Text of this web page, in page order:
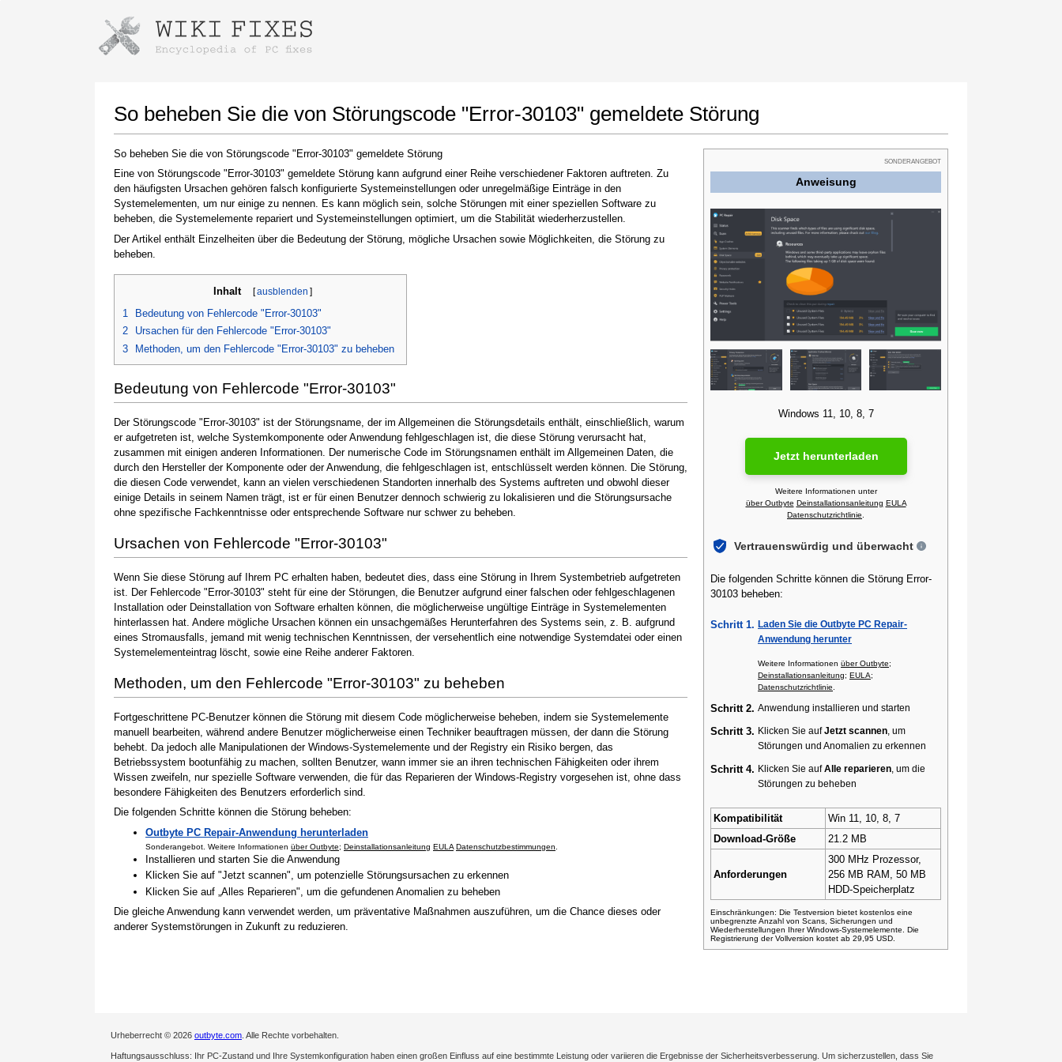
So beheben Sie die von Störungscode "Error-30103" gemeldete Störung
So beheben Sie die von Störungscode "Error-30103" gemeldete Störung
Eine von Störungscode "Error-30103" gemeldete Störung kann aufgrund einer Reihe verschiedener Faktoren auftreten. Zu
den häufigsten Ursachen gehören falsch konfigurierte Systemeinstellungen oder unregelmäßige Einträge in den
Systemelementen, um nur einige zu nennen. Es kann möglich sein, solche Störungen mit einer speziellen Software zu
beheben, die Systemelemente repariert und Systemeinstellungen optimiert, um die Stabilität wiederherzustellen.
Der Artikel enthält Einzelheiten über die Bedeutung der Störung, mögliche Ursachen sowie Möglichkeiten, die Störung zu
beheben.
Inhalt [ ausblenden ]
1
Bedeutung von Fehlercode "Error-30103"
2
Ursachen für den Fehlercode "Error-30103"
3
Methoden, um den Fehlercode "Error-30103" zu beheben
Bedeutung von Fehlercode "Error-30103"
Der Störungscode "Error-30103" ist der Störungsname, der im Allgemeinen die Störungsdetails enthält, einschließlich, warum
er aufgetreten ist, welche Systemkomponente oder Anwendung fehlgeschlagen ist, die diese Störung verursacht hat,
zusammen mit einigen anderen Informationen. Der numerische Code im Störungsnamen enthält im Allgemeinen Daten, die
durch den Hersteller der Komponente oder der Anwendung, die fehlgeschlagen ist, entschlüsselt werden können. Die Störung,
die diesen Code verwendet, kann an vielen verschiedenen Standorten innerhalb des Systems auftreten und obwohl dieser
einige Details in seinem Namen trägt, ist er für einen Benutzer dennoch schwierig zu lokalisieren und die Störungsursache
ohne spezifische Fachkenntnisse oder entsprechende Software nur schwer zu beheben.
Ursachen von Fehlercode "Error-30103"
Wenn Sie diese Störung auf Ihrem PC erhalten haben, bedeutet dies, dass eine Störung in Ihrem Systembetrieb aufgetreten
ist. Der Fehlercode "Error-30103" steht für eine der Störungen, die Benutzer aufgrund einer falschen oder fehlgeschlagenen
Installation oder Deinstallation von Software erhalten können, die möglicherweise ungültige Einträge in Systemelementen
hinterlassen hat. Andere mögliche Ursachen können ein unsachgemäßes Herunterfahren des Systems sein, z. B. aufgrund
eines Stromausfalls, jemand mit wenig technischen Kenntnissen, der versehentlich eine notwendige Systemdatei oder einen
Systemelementeintrag löscht, sowie eine Reihe anderer Faktoren.
Methoden, um den Fehlercode "Error-30103" zu beheben
Fortgeschrittene PC-Benutzer können die Störung mit diesem Code möglicherweise beheben, indem sie Systemelemente
manuell bearbeiten, während andere Benutzer möglicherweise einen Techniker beauftragen müssen, der dann die Störung
behebt. Da jedoch alle Manipulationen der Windows-Systemelemente und der Registry ein Risiko bergen, das
Betriebssystem bootunfähig zu machen, sollten Benutzer, wann immer sie an ihren technischen Fähigkeiten oder ihrem
Wissen zweifeln, nur spezielle Software verwenden, die für das Reparieren der Windows-Registry vorgesehen ist, ohne dass
besondere Fähigkeiten des Benutzers erforderlich sind.
Die folgenden Schritte können die Störung beheben:
Outbyte PC Repair-Anwendung herunterladen
Sonderangebot. Weitere Informationen über Outbyte; Deinstallationsanleitung EULA Datenschutzbestimmungen
Installieren und starten Sie die Anwendung
Klicken Sie auf "Jetzt scannen", um potenzielle Störungsursachen zu erkennen
Klicken Sie auf „Alles Reparieren", um die gefundenen Anomalien zu beheben
Die gleiche Anwendung kann verwendet werden, um präventative Maßnahmen auszuführen, um die Chance dieses oder
anderer Systemstörungen in Zukunft zu reduzieren.
SONDERANGEBOT
Anweisung
Windows 11, 10, 8, 7
Jetzt herunterladen
Weitere Informationen unter
über Outbyte Deinstallationsanleitung EULA
Datenschutzrichtlinie
Vertrauenswürdig und überwacht
Die folgenden Schritte können die Störung Error-
30103 beheben:
Schritt 1. Laden Sie die Outbyte PC Repair-
Anwendung herunter
Weitere Informationen über Outbyte;
Deinstallationsanleitung; EULA;
Datenschutzrichtlinie
Schritt 2. Anwendung installieren und starten
Schritt 3. Klicken Sie aufJetzt scannen , um
Störungen und Anomalien zu erkennen
Schritt 4. Klicken Sie aufAlle reparieren , um die
Störungen zu beheben
Kompatibilität
Win 11, 10, 8, 7
Download-Größe
21.2 MB
Anforderungen
300 MHz Prozessor,
256 MB RAM, 50 MB
HDD-Speicherplatz
Einschränkungen: Die Testversion bietet kostenlos eine
unbegrenzte Anzahl von Scans, Sicherungen und
Wiederherstellungen Ihrer Windows-Systemelemente. Die
Registrierung der Vollversion kostet ab 29,95 USD.
Urheberrecht © 2026 outbyte.com . Alle Rechte vorbehalten.
Haftungsausschluss: Ihr PC-Zustand und Ihre Systemkonfiguration haben einen großen Einfluss auf eine bestimmte Leistung oder variieren die Ergebnisse der Sicherheitsverbesserung. Um sicherzustellen, dass Sie
Anweisungen zum Herunterladen mit Google Chrome
Klicken Sie nach Abschluss des Downloads auf
den Link zur heruntergeladenen Datei